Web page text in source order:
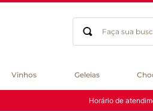
Faça sua busca
Vinhos Geleias
Horário de
gluten